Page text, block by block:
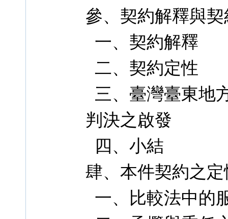
參、契約解釋與
一、契約解釋
二、契約定性
三、臺灣臺東地
判決之啟發
四、小結
肆、本件契約之
一、比較法中的